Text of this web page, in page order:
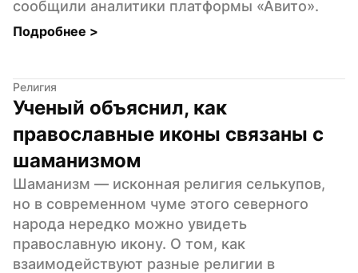
сообщили аналитики платформы «Авито».
Подробнее >
Религия
Ученый объяснил, как
православные иконы связаны с
шаманизмом
Шаманизм — исконная религия селькупов,
но в современном чуме этого северного
народа нередко можно увидеть
православную икону. О том, как
взаимодействуют разные религии в